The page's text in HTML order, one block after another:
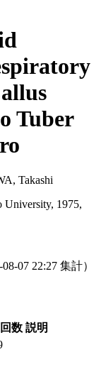
Tuber
Takashi
University, 1975,
08-07 22:27 集計）
数 説明